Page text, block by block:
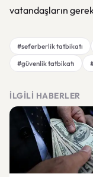
vatandaşların
#seferberlik tatbikatı
#güvenlik tatbikatı
İLGILI HABERLER